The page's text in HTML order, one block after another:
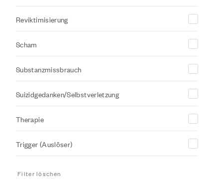
Reviktimisierung
Scham
Substanzmissbrauch
Suizidgedanken/Selbstverletzung
Therapie
Trigger (Auslöser)
Filter löschen